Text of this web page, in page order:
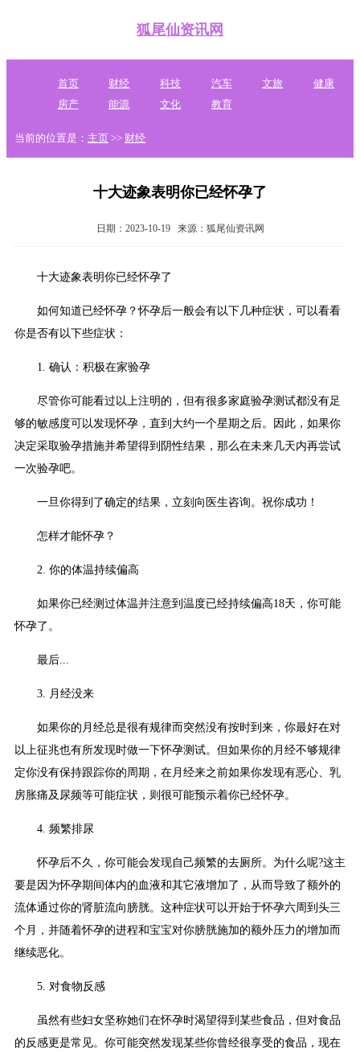
狐尾仙资讯网
首页 财经 科技 汽车 文旅
健康
房产
能源 文化 教育
当前的位置是： 主页 >> 财经
十大迹象表明你已经怀孕了
日期：2023-10-19 来源：狐尾仙资讯网
十大迹象表明你已经怀孕了
如何知道已经怀孕？怀孕后一般会有以下几种症状，可以看看
你是否有以下些症状：
1. 确认：积极在家验孕
尽管你可能看过以上注明的，但有很多家庭验孕测试都没有足
够的敏感度可以发现怀孕，直到大约一个星期之后。因此，如果你
决定采取验孕措施并希望得到阴性结果，那么在未来几天内再尝试
一次验孕吧。
一旦你得到了确定的结果，立刻向医生咨询。祝你成功！
怎样才能怀孕？
2. 你的体温持续偏高
如果你已经测过体温并注意到温度已经持续偏高18天，你可能
怀孕了。
最后...
3. 月经没来
如果你的月经总是很有规律而突然没有按时到来，你最好在对
以上征兆也有所发现时做一下怀孕测试。但如果你的月经不够规律
定你没有保持跟踪你的周期，在月经来之前如果你发现有恶心、乳
房胀痛及尿频等可能症状，则很可能预示着你已经怀孕。
4. 频繁排尿
怀孕后不久，你可能会发现自己频繁的去厕所。为什么呢?这主
要是因为怀孕期间体内的血液和其它液增加了，从而导致了额外的
流体通过你的肾脏流向膀胱。这种症状可以开始于怀孕六周到头三
个月，并随着怀孕的进程和宝宝对你膀胱施加的额外压力的增加而
继续恶化。
5. 对食物反感
虽然有些妇女坚称她们在怀孕时渴望得到某些食品，但对食品
的反感更是常见。你可能突然发现某些你曾经很享受的食品，现在